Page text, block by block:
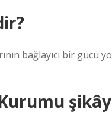
bağlayıcı bir